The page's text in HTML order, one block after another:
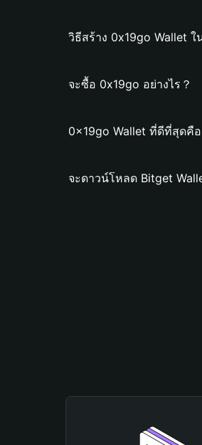
วิธีสร้าง 0x19go Wallet ใ
จะซื้อ 0x19go อย่างไร？
0x19go Wallet ที่ดีที่สุดคือ
จะดาวน์โหลด Bitget